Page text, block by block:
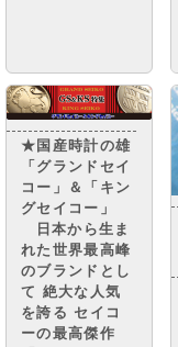
★国産時計の雄
「グランドセイ
コー」＆「キン
グセイコー」
日本から生ま
れた世界最高峰
のブランドとし
て 絶大な人気
を誇る セイコ
ーの最高傑作